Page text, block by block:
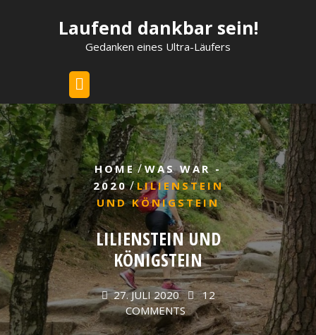
Laufend dankbar sein!
Gedanken eines Ultra-Läufers
HOME/WAS WAR -
2020/LILIENSTEIN
UND KÖNIGSTEIN
LILIENSTEIN UND
KÖNIGSTEIN
27. JULI 2020
12
COMMENTS